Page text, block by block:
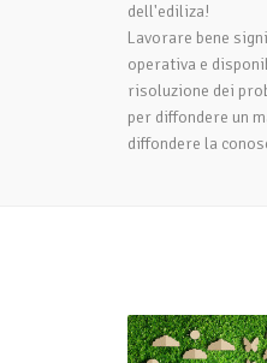
dell'ediliza!
Lavorare bene
operativa e
risoluzione dei
per diffondere un
diffondere la